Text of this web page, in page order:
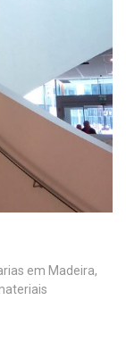
em Madeira,